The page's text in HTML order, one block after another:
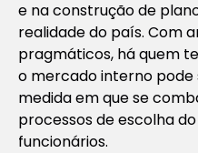
e na construção de
realidade do país. Com
pragmáticos, há quem
o mercado interno
medida em que se
processos de escolha
funcionários.